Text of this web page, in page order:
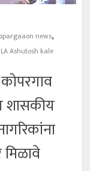
news,
Ashutosh kale
कोपरगाव
शासकीय
मिळावे